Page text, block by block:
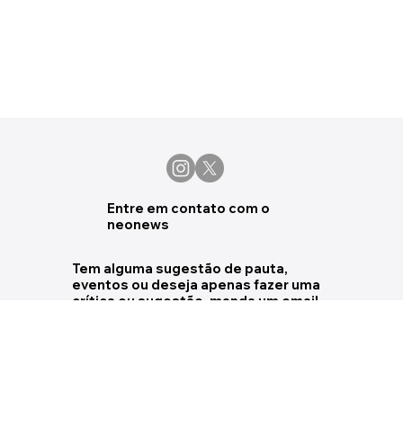
Entre em contato com o
neonews
Tem alguma sugestão de pauta,
eventos ou deseja apenas fazer uma
crítica ou sugestão, manda um email